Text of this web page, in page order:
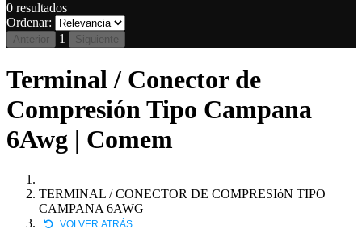
0 resultados
Ordenar:
Anterior 1 Siguiente
Terminal / Conector de
Compresión Tipo Campana
6Awg | Comem
TERMINAL / CONECTOR DE COMPRESIóN TIPO
CAMPANA 6AWG
VOLVER ATRÁS